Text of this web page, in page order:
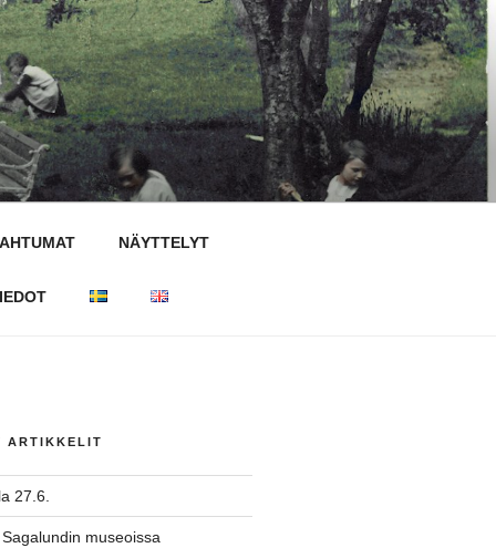
NÄYTTELYT
ARTIKKELIT
27.6.
museoissa